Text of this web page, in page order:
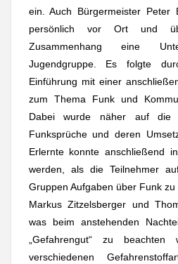
ein. Auch Bürgermeister Peter
persönlich vor Ort und
Zusammenhang eine
Jugendgruppe. Es folgte
Einführung mit einer
zum Thema Funk und
Dabei wurde näher auf die
Funksprüche und deren
Erlernte konnte anschließend
werden, als die Teilnehmer
Gruppen Aufgaben über Funk
Markus Zitzelsberger und
was beim anstehenden
„Gefahrengut“ zu
verschiedenen